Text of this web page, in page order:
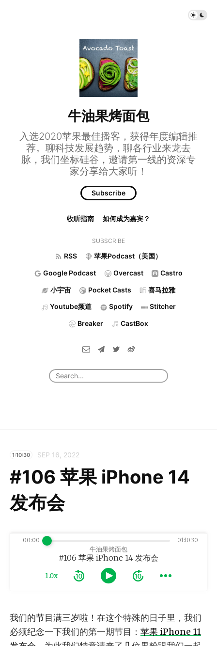
牛油果烤面包
入选2020苹果最佳播客，获得年度编辑推
荐。聊科技发展趋势，聊各行业来龙去
脉，我们坐标硅谷，邀请第一线的资深专
家分享给大家听！
Subscribe
收听指南 如何成为嘉宾？
SUBSCRIBE
RSS 苹果Podcast（美国）
Google Podcast Overcast Castro
小宇宙 Pocket Casts 喜马拉雅
Youtube频道 Spotify Stitcher
Breaker CastBox
1:10:30 SEP 16, 2022
#106 苹果 iPhone 14
发布会
牛油果烤面包
#106 苹果 iPhone 14 发布会
1.0x
00:00 01:10:30
我们的节目满三岁啦！在这个特殊的日子里，我们
必须纪念一下我们的第一期节目： 苹果 iPhone 11